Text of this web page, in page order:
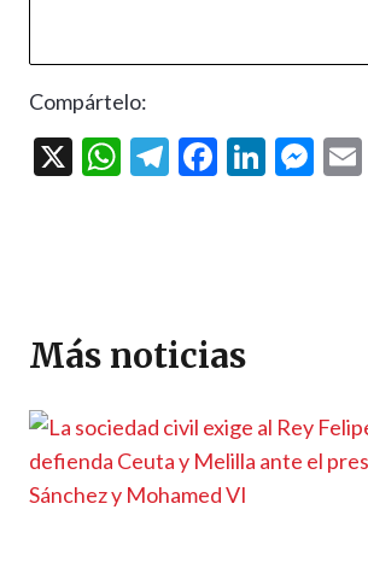
Compártelo:
X
W
p
T
m
F
o
Li M
Más noticias